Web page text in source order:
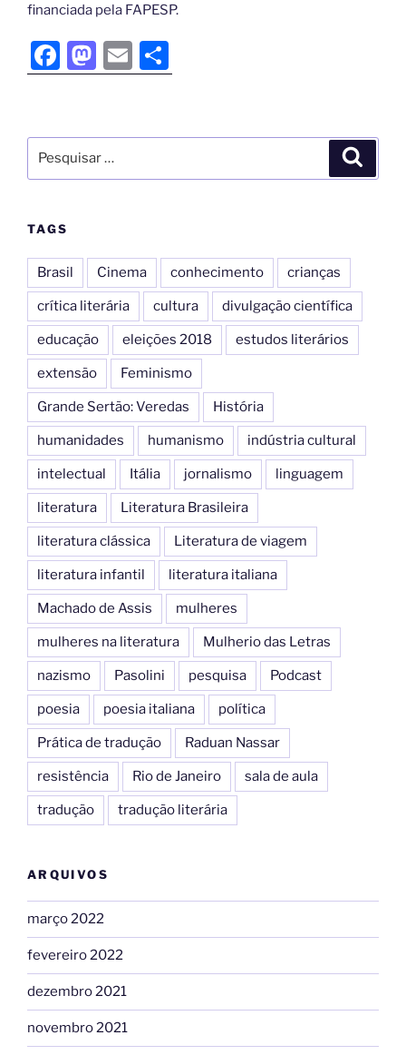
financiada pela FAPESP.
F
a
e
b
o
k
M
a
o
d
E
m
l
h
e
TAGS
Brasil Cinema conhecimento crianças
crítica literária cultura divulgação científica
educação eleições 2018 estudos literários
extensão Feminismo
Grande Sertão: Veredas História
humanidades humanismo indústria cultural
intelectual Itália jornalismo linguagem
literatura Literatura Brasileira
literatura clássica Literatura de viagem
literatura infantil literatura italiana
Machado de Assis mulheres
mulheres na literatura Mulherio das Letras
nazismo Pasolini pesquisa Podcast
poesia poesia italiana política
Prática de tradução Raduan Nassar
resistência Rio de Janeiro sala de aula
tradução tradução literária
ARQUIVOS
março 2022
fevereiro 2022
dezembro 2021
novembro 2021